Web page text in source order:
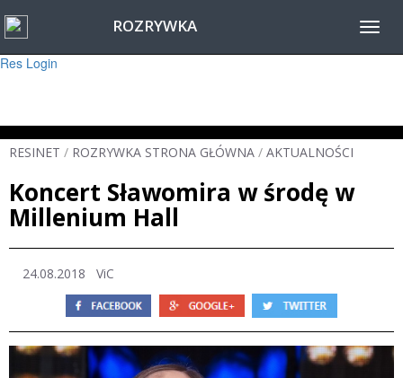
Warning
: session_start(): Failed to read session data: user (path: ) in
Res Login
ROZRYWKA
RESINET / ROZRYWKA STRONA GŁÓWNA / AKTUALNOŚCI
Koncert Sławomira w środę w
Millenium Hall
24.08.2018 ViC